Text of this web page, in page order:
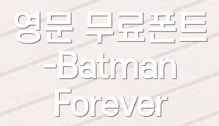
영문 무료폰트
-Batman
Forever